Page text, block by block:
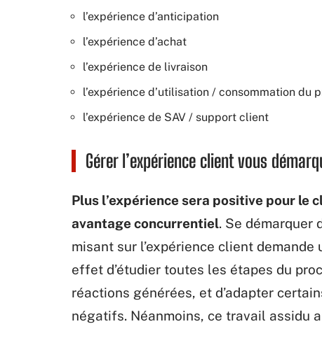
l’expérience d’anticipation
l’expérience d’achat
l’expérience de livraison
l’expérience d’utilisation / consommation du
l’expérience de SAV / support client
Gérer l’expérience client vous
Plus l’expérience sera positive pour
avantage concurrentiel. Se démarquer
misant sur l’expérience client
effet d’étudier toutes les étapes du
réactions générées, et d’adapter
négatifs. Néanmoins, ce travail assidu